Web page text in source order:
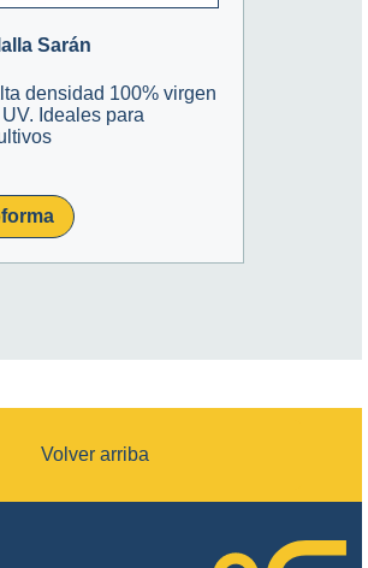
Sarán
densidad 100% virgen
Ideales para
Volver arriba